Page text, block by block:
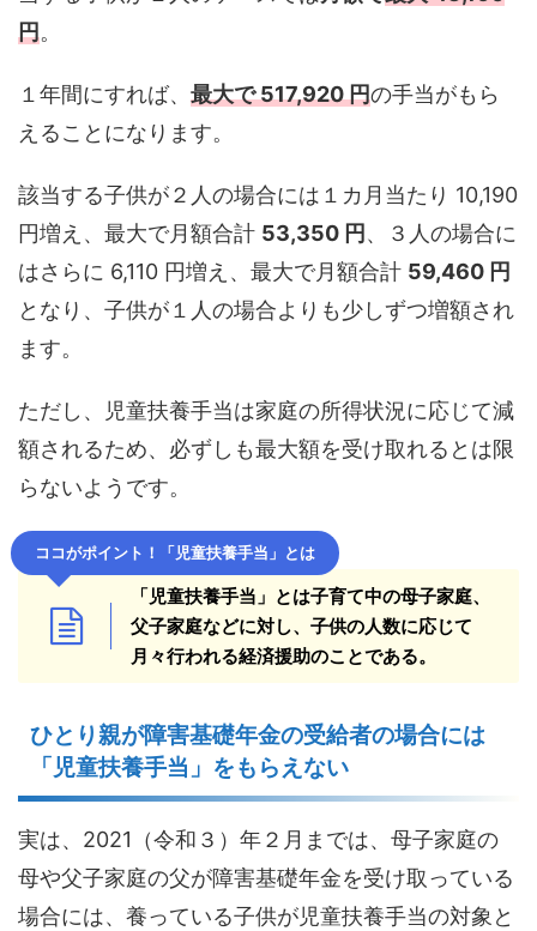
円。
１年間にすれば、 最大で 517,920 円の手当がもら
えることになります。
該当する子供が２人の場合には１カ月当たり 10,190
円増え、最大で月額合計 53,350 円 、３人の場合に
はさらに 6,110 円増え、最大で月額合計 59,460 円
となり、子供が１人の場合よりも少しずつ増額され
ます。
ただし、児童扶養手当は家庭の所得状況に応じて減
額されるため、必ずしも最大額を受け取れるとは限
らないようです。
ココがポイント！「児童扶養手当」とは
「児童扶養手当」とは子育て中の母子家庭、
父子家庭などに対し、子供の人数に応じて
月々行われる経済援助のことである。
ひとり親が障害基礎年金の受給者の場合には
「児童扶養手当」をもらえない
実は、2021（令和３）年２月までは、母子家庭の
母や父子家庭の父が障害基礎年金を受け取っている
場合には、養っている子供が児童扶養手当の対象と